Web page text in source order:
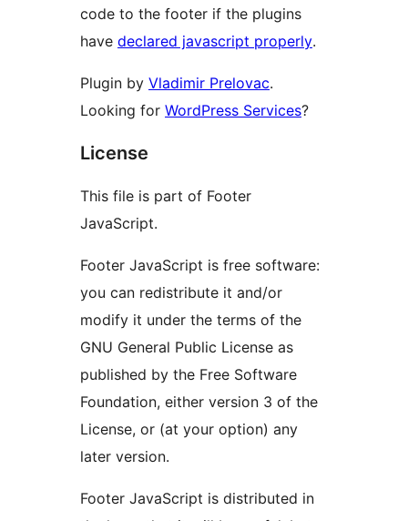
code to the footer if the plugins
have declared javascript properly.
Plugin by Vladimir Prelovac.
Looking for WordPress Services?
License
This file is part of Footer
JavaScript.
Footer JavaScript is free software:
you can redistribute it and/or
modify it under the terms of the
GNU General Public License as
published by the Free Software
Foundation, either version 3 of the
License, or (at your option) any
later version.
Footer JavaScript is distributed in